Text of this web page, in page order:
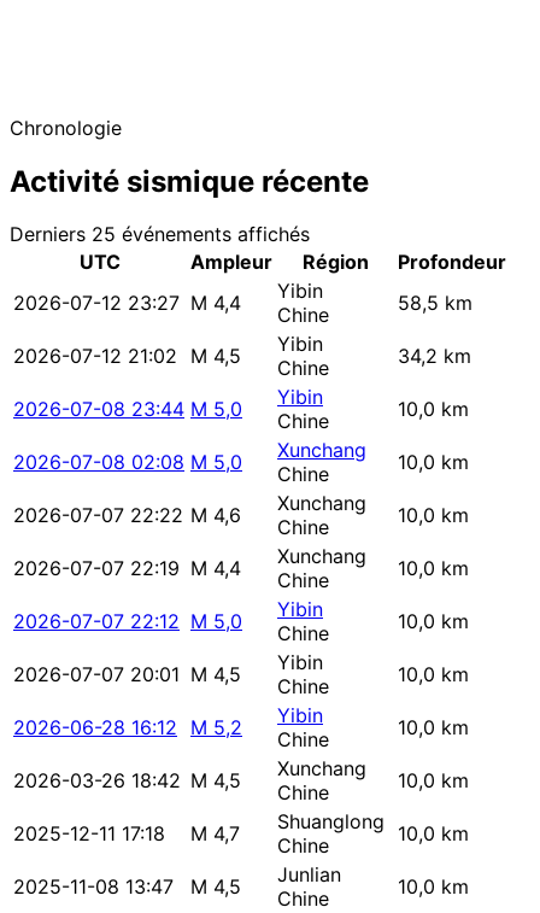
Chronologie
Activité sismique récente
Derniers 25 événements affichés
UTC
Ampleur Région
Profondeur
2026-07-12 23:27 M 4,4
Yibin
Chine
58,5 km
2026-07-12 21:02 M 4,5
Yibin
Chine
34,2 km
2026-07-08 23:44 M 5,0
Yibin
Chine
10,0 km
2026-07-08 02:08 M 5,0
Xunchang
Chine
10,0 km
2026-07-07 22:22 M 4,6
Xunchang
Chine
10,0 km
2026-07-07 22:19 M 4,4
Xunchang
Chine
10,0 km
2026-07-07 22:12 M 5,0
Yibin
Chine
10,0 km
2026-07-07 20:01 M 4,5
Yibin
Chine
10,0 km
2026-06-28 16:12 M 5,2
Yibin
Chine
10,0 km
2026-03-26 18:42 M 4,5
Xunchang
Chine
10,0 km
2025-12-11 17:18 M 4,7
Shuanglong
Chine
10,0 km
2025-11-08 13:47 M 4,5
Junlian
Chine
10,0 km